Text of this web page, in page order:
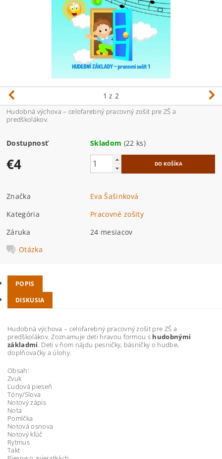
1 z 2
Hudobná výchova – celofarebný pracovný zošit pre ZŠ a
predškolákov.
Dostupnosť Skladom (22 ks)
€4
Značka
Eva Šašinková
Kategória
Pracovné zošity
Záruka
24 mesiacov
Otázka
POPIS
DISKUSIA
Hudobná výchova – celofarebný pracovný zošit pre ZŠ a
predškolákov. Zoznamuje deti hravou formou s hudobnými
základmi. Deti v ňom nájdu pesničky, básničky o hudbe,
doplňovačky a úlohy.
Obsah:
Zvuk
Ľudová pieseň
Tóny/Slova
Notový zápis
Nota
Pomlčka
Notová osnova
Notový kľúč
Rytmus
Takt